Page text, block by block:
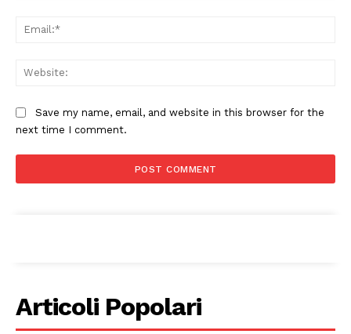
Save my name, email, and website in this browser for the
next time I comment.
Articoli Popolari